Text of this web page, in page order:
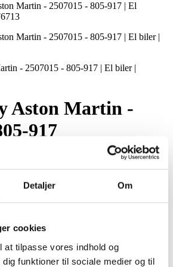
Detaljer Om
cookies
at tilpasse vores indhold og
funktioner til sociale medier og til
Aston Martin -
917